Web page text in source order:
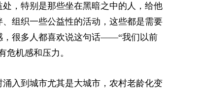
，特别是那些坐在黑暗之中的人，给他
组织一些公益性的活动，这些都是需要
，很多人都喜欢说这句话——“我们以前
危机感和压力。
入到城市尤其是大城市，农村老龄化变